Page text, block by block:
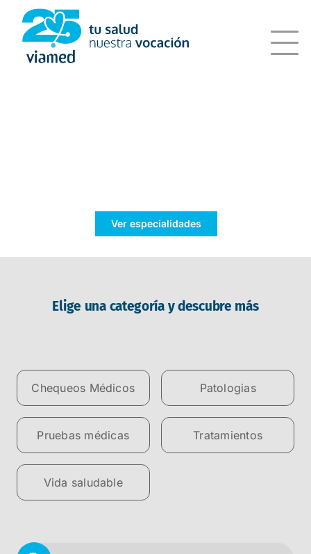
Saltar
contenido
Ver especialidades
Elige una categoría y descubre más
Chequeos Médicos Patologias
Pruebas médicas Tratamientos
Vida saludable